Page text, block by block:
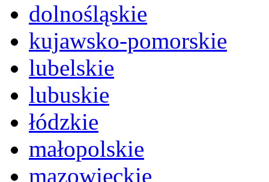
dolnośląskie
kujawsko-pomorskie
lubelskie
lubuskie
łódzkie
małopolskie
mazowieckie